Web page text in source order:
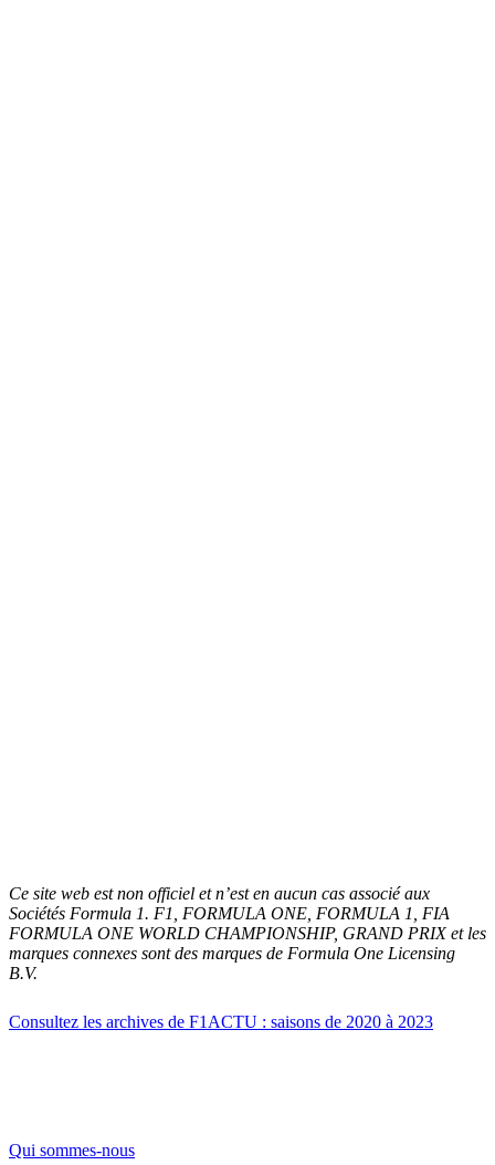
Ce site web est non officiel et n’est en aucun cas associé aux
Sociétés Formula 1. F1, FORMULA ONE, FORMULA 1, FIA
FORMULA ONE WORLD CHAMPIONSHIP, GRAND PRIX et les
marques connexes sont des marques de Formula One Licensing
B.V.
Consultez les archives de F1ACTU : saisons de 2020 à 2023
Qui sommes-nous